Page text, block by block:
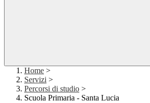
Home >
Servizi >
Percorsi di studio >
Scuola Primaria - Santa Lucia